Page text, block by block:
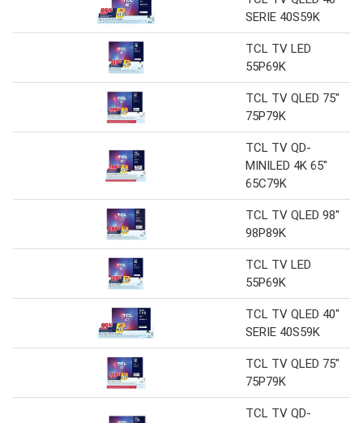
SERIE 40S59K
TCL TV LED
55P69K
TCL TV QLED 75"
75P79K
TCL TV QD-
MINILED 4K 65"
65C79K
TCL TV QLED 98"
98P89K
TCL TV LED
55P69K
TCL TV QLED 40"
SERIE 40S59K
TCL TV QLED 75"
75P79K
TCL TV QD-